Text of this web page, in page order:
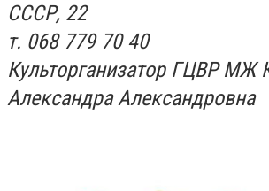
СССР, 22
т. 068 779 70 40
Культорганизатор ГЦВР МЖ
Александра Александровна